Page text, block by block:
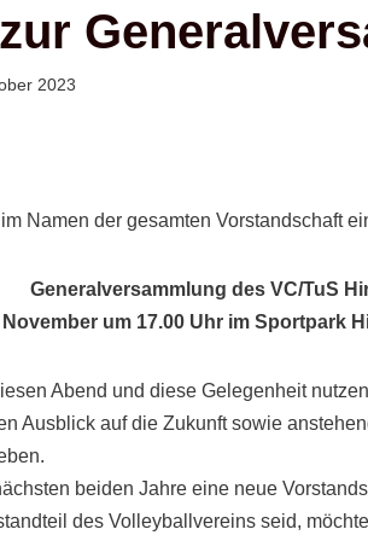
2023
Namen der gesamten Vorstandschaft
Generalversammlung des VC/TuS
um 17.00 Uhr im Sportpark
Abend und diese Gelegenheit
Ausblick auf die Zukunft sowie
beiden Jahre eine neue
des Volleyballvereins seid,